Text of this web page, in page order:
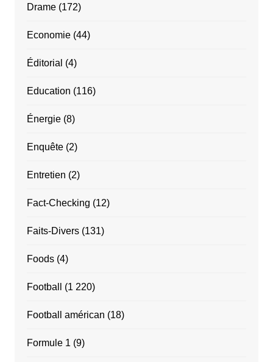
Drame(172)
Economie(44)
Éditorial (4)
Education (116)
Énergie(8)
Enquête(2)
Entretien (2)
Fact-Checking (12)
Faits-Divers(131)
Foods(4)
Football (1 220)
Football américan (18)
Formule 1 (9)